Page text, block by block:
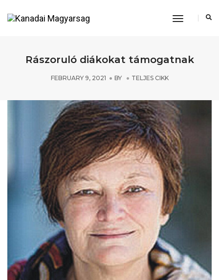
Toggle
Rászoruló diákokat támogatnak
FEBRUARY 9, 2021 BY TELJES CIKK